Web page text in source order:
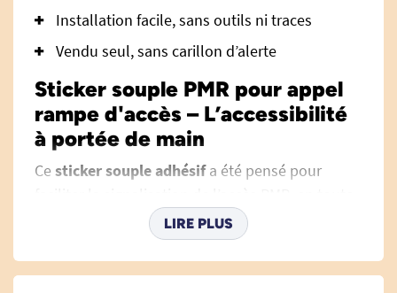
Installation facile, sans outils ni traces
Vendu seul, sans carillon d’alerte
Sticker souple PMR pour appel
rampe d'accès – L’accessibilité
à portée de main
Ce sticker souple adhésifa été pensé pour
discrétion et efficacité. Il signale clairement la
présence d’un système d’alerte pour installation
d’unerampe d'accès pmraux personnes à
LIRE PLUS